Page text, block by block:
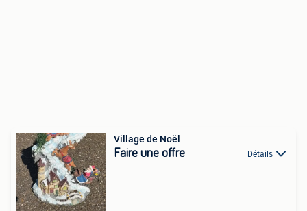
Village de Noël
Faire une offre Détails